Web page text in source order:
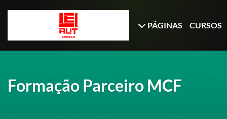
PÁGINAS CURSOS
Formação Parceiro MCF